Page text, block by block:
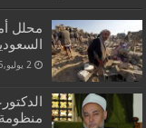
محلل
2 يوليو,2015
منظومة